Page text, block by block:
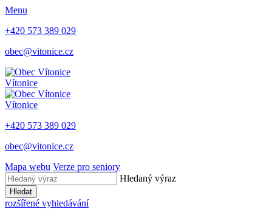
Menu
+420 573 389 029
obec@vitonice.cz
Vítonice
Vítonice
+420 573 389 029
obec@vitonice.cz
Mapa webu Verze pro seniory
Hledaný výraz
Hledat
rozšířené vyhledávání